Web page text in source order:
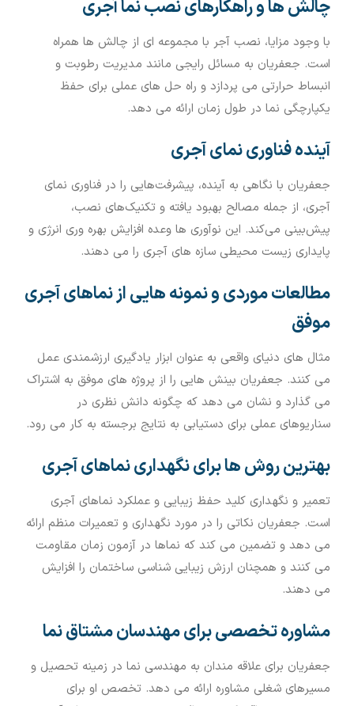
چالش ها و راهکارهای نصب نما آجری
با وجود مزایا، نصب آجر با مجموعه ای از چالش ها همراه
است. جعفریان به مسائل رایجی مانند مدیریت رطوبت و
انبساط حرارتی می پردازد و راه حل های عملی برای حفظ
یکپارچگی نما در طول زمان ارائه می دهد.
آینده فناوری نمای آجری
جعفریان با نگاهی به آینده، پیشرفت‌هایی را در فناوری نمای
آجری، از جمله مصالح بهبود یافته و تکنیک‌های نصب،
پیش‌بینی می‌کند. این نوآوری ها وعده افزایش بهره وری انرژی و
پایداری زیست محیطی سازه های آجری را می دهند.
مطالعات موردی و نمونه هایی از نماهای آجری
موفق
مثال های دنیای واقعی به عنوان ابزار یادگیری ارزشمندی عمل
می کنند. جعفریان بینش هایی را از پروژه های موفق به اشتراک
می گذارد و نشان می دهد که چگونه دانش نظری در
سناریوهای عملی برای دستیابی به نتایج برجسته به کار می رود.
بهترین روش ها برای نگهداری نماهای آجری
تعمیر و نگهداری کلید حفظ زیبایی و عملکرد نماهای آجری
است. جعفریان نکاتی را در مورد نگهداری و تعمیرات منظم ارائه
می دهد و تضمین می کند که نماها در آزمون زمان مقاومت
می کنند و همچنان ارزش زیبایی شناسی ساختمان را افزایش
می دهند.
مشاوره تخصصی برای مهندسان مشتاق نما
جعفریان برای علاقه مندان به مهندسی نما در زمینه تحصیل و
مسیرهای شغلی مشاوره ارائه می دهد. تخصص او برای